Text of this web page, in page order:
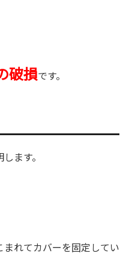
破損です。
ます。
れてカバーを固定してい